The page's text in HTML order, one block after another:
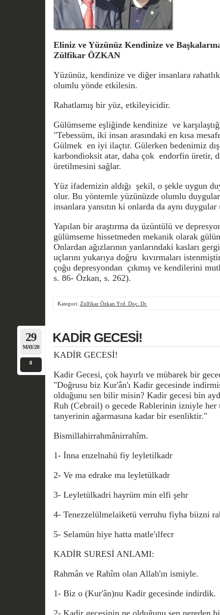
Eliniz ve Yüzünüz Kendinize ve
Zülfikar ÖZKAN
Yüzünüz, kendinize ve diğer insanlara
olumlu yönde etkilesin.
Rahatlamış bir yüz, etkileyicidir.
Gülümseme eşliğinde kendinize ve
"Tebessüm, iki insan arasındaki en kısa
Gülmek en iyi ilaçtır. Gülerken bedenimiz
karbondioksit atar, daha çok endorfin üretir,
üretilmesini sağlar.
Yüz ifademizin aldığı şekil, o şekle uygun
olur. Bu yöntemle yüzünüzde olumlu
insanlara yansıtın ki onlarda da aynı duygular
Yapılan bir araştırma da üzüntülü ve
gülümseme hissetmeden mekanik olarak
Onlardan ağızlarının yanlarındaki kasları
uçlarını yukarıya doğru kıvırmaları
çoğu depresyondan çıkmış ve kendilerini
s. 86- Özkan, s. 262).
Kategori: Zülfikar Özkan Yrd. Doç. Dr.
29
MAY/20
0
KADİR GECESİ!
KADİR GECESİ!
Kadir Gecesi, çok hayırlı ve mübarek bir
"Doğrusu biz Kur'ân'ı Kadir gecesinde
olduğunu sen bilir misin? Kadir gecesi bin
Ruh (Cebrail) o gecede Rablerinin izniyle
tanyerinin ağarmasına kadar bir esenliktir."
Bismillahirrahmânirrahîm.
1- İnna enzelnahü fiy leyletilkadr
2- Ve ma edrake ma leyletülkadr
3- Leyletülkadri hayrüm min elfi şehr
4- Tenezzelülmelaiketü verruhu fiyha biizni
5- Selamün hiye hatta matle'ılfecr
KADİR SURESİ ANLAMI:
Rahmân ve Rahîm olan Allah'ın ismiyle.
1- Biz o (Kur'ân)nu Kadir gecesinde indirdik.
2- Kadir gecesinin ne olduğunu sen nereden